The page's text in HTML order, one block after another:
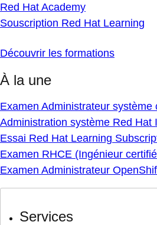
Red Hat Academy
Souscription Red Hat Learning
Découvrir les formations
À la une
Examen Administrateur système
Administration système Red Hat I
Essai Red Hat Learning
Examen RHCE (Ingénieur
Examen Administrateur
Services